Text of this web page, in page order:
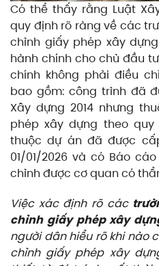
Có thể thấy rằng Luật
quy định rõ ràng về các
chỉnh giấy phép xây
hành chính cho chủ đầu
chính không phải điều
bao gồm: công trình đã
Xây dựng 2014 nhưng
phép xây dựng theo
thuộc dự án đã được
01/01/2026 và có Báo
chỉnh được cơ quan có
Việc xác định rõ các
chỉnh giấy phép xây
người dân hiểu rõ khi nào
chỉnh giấy phép xây